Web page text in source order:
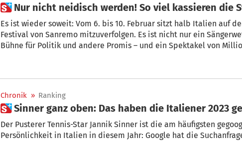
 Nur nicht neidisch werden! So viel kassieren die
Es ist wieder soweit: Vom 6. bis 10. Februar sitzt halb Italien auf
Festival von Sanremo mitzuverfolgen. Es ist nicht nur ein
Bühne für Politik und andere Promis – und ein Spektakel von
Chronik » Ranking
 Sinner ganz oben: Das haben die Italiener 2023
Der Pusterer Tennis-Star Jannik Sinner ist die am häufigsten
Persönlichkeit in Italien in diesem Jahr: Google hat die